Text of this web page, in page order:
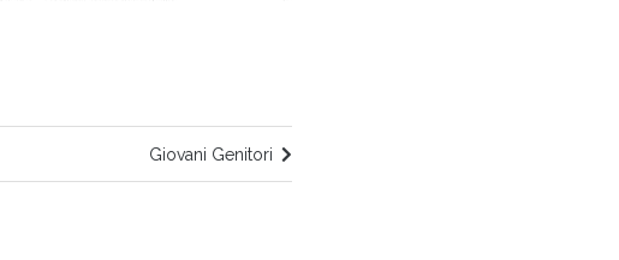
Giovani Genitori